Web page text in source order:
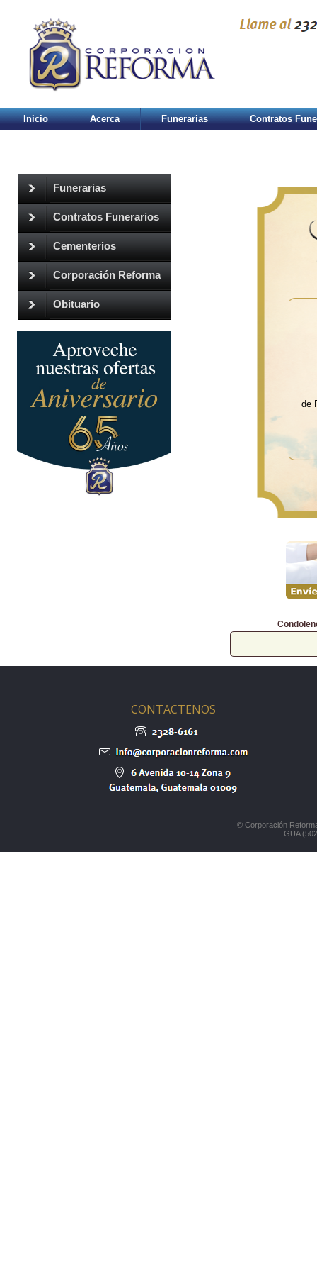
Inicio Acerca Funerarias Contratos
Funerarias
Contratos Funerarios
Cementerios
Corporación Reforma
Obituario
de
CONTACTENOS
© Corporación
GUA